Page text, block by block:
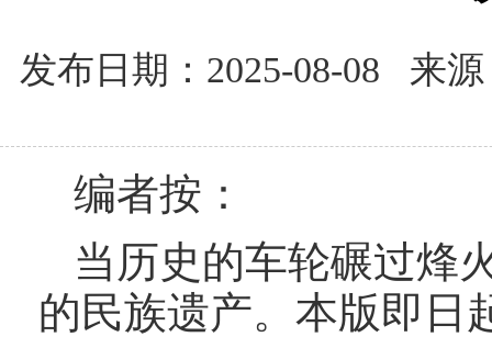
发布日期：2025-08-08 来
编者按：
当历史的车轮碾过烽
的民族遗产。本版即日